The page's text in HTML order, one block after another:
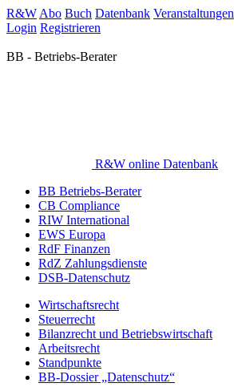
R&W Abo Buch Datenbank Veranstaltungen
Login Registrieren
BB - Betriebs-Berater
R&W online Datenbank
BB Betriebs-Berater
CB Compliance
RIW International
EWS Europa
RdF Finanzen
RdZ Zahlungsdienste
DSB-Datenschutz
Wirtschaftsrecht
Steuerrecht
Bilanzrecht und Betriebswirtschaft
Arbeitsrecht
Standpunkte
BB-Dossier „Datenschutz“